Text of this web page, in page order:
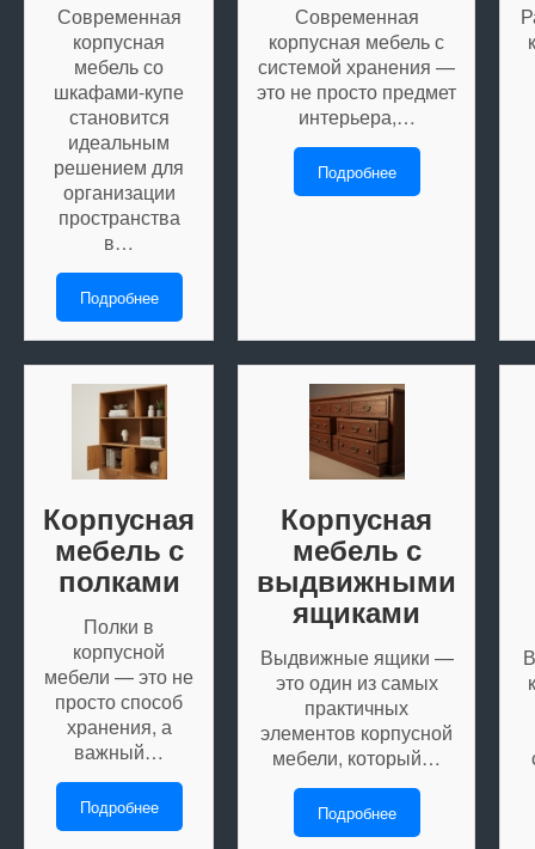
Современная
корпусная
мебель со
шкафами-купе
становится
идеальным
решением для
организации
пространства
в…
Подробнее
Современная
корпусная мебель с
системой хранения —
это не просто предмет
интерьера,…
Подробнее
Корпусная
мебель с
полками
Полки в
корпусной
мебели — это не
просто способ
хранения, а
важный…
Подробнее
Корпусная
мебель с
выдвижными
ящиками
Выдвижные ящики —
это один из самых
практичных
элементов корпусной
мебели, который…
Подробнее